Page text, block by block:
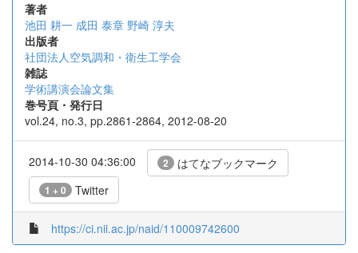
著者
池田 耕一 成田 泰章 野崎 淳夫
出版者
社団法人空気調和・衛生工学会
雑誌
学術講演会論文集
巻号頁・発行日
vol.24, no.3, pp.2861-2864, 2012-08-20
2014-10-30 04:36:00 2 はてなブックマーク
1 + 0 Twitter
https://ci.nii.ac.jp/naid/110009742600